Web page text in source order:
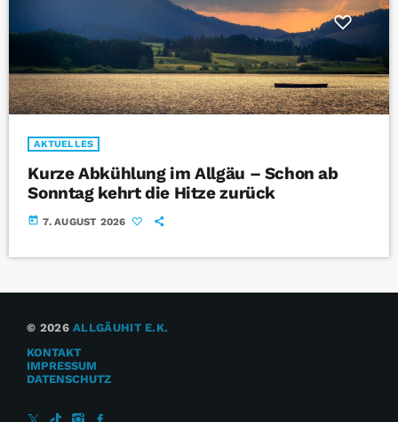
AKTUELLES
Kurze Abkühlung im Allgäu – Schon ab
Sonntag kehrt die Hitze zurück
today 7. AUGUST 2026
© 2026ALLGÄUHIT E.K.
KONTAKT
IMPRESSUM
DATENSCHUTZ